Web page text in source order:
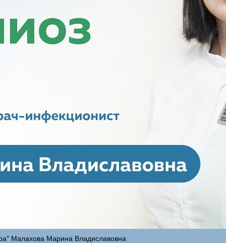
Малахова Марина Владиславовна